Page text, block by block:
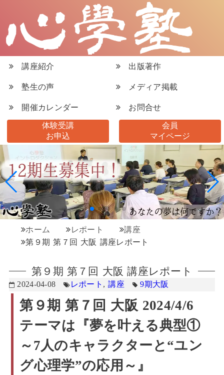
講座紹介 出版著作
塾生の声 メディア掲載
開催カレンダー お問合せ
体験受講
お申込
会員
マイページ
ホーム レポート
講座
第９期 第７回 大阪 講座レポート
第９期 第７回 大阪 講座レポート
2024-04-08 レポート ,講座 9期大阪
第９期 第７回 大阪 2024/4/6
テーマは『夢を叶える典型①
～7人のキャラクターと“ユン
グ心理学”の応用～ 』